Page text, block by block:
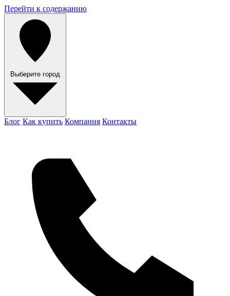
Перейти к содержанию
Выберите город
Блог Как купить Компания Контакты